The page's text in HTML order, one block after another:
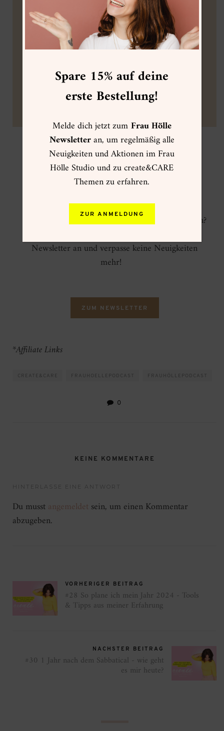
Minikurs
kannst du in die Verbindung aus
Achtsamkeit und Kreativität erst einmal
hineinschnuppern!
ZUM BOOSTER ZUM MINIKURS
Foto: Lisa Hantke
create&CARE Newsletter
informiert werden, Einblicke hinter die Kulissen
erhalten und von exklusiven Angeboten profitieren?
Newsletter an und verpasse keine Neuigkeiten
mehr!
ZUM NEWSLETTER
*Affiliate Links
CREATE&CARE FRAUHOELLEPODCAST FRAUHÖLLEPODCAST
0
KEINE KOMMENTARE
HINTERLASSE EINE ANTWORT
Du musstangemeldet sein, um einen Kommentar
abzugeben.
VORHERIGER BEITRAG
#28 So plane ich mein Jahr 2024 - Tools
& Tipps aus meiner Erfahrung
NÄCHSTER BEITRAG
#30 1 Jahr nach dem Sabbatical - wie geht
es mir heute?
Spare 15% auf deine
erste Bestellung!
Melde dich jetzt zumFrau Hölle
Newsletteran, um regelmäßig alle
Neuigkeiten und Aktionen im Frau
Hölle Studio und zu create&CARE
Themen zu erfahren.
ZUR ANMELDUNG